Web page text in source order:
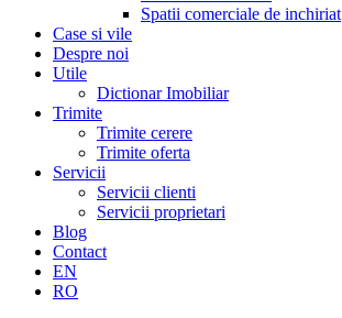
Spatii comerciale de inchiriat
Case si vile
Despre noi
Utile
Dictionar Imobiliar
Trimite
Trimite cerere
Trimite oferta
Servicii
Servicii clienti
Servicii proprietari
Blog
Contact
EN
RO